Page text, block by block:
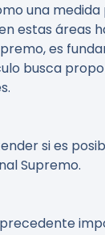
una
estas áreas
es
busca
si es
Supremo.